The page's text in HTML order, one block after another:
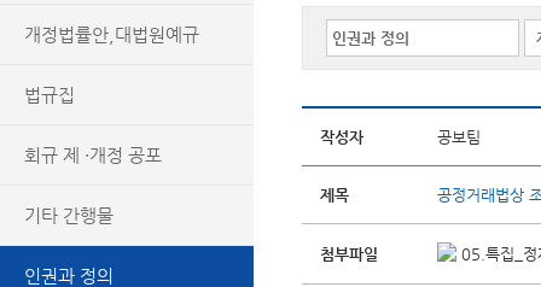
개정법률안,대법원예규
법규집
회규 제 ·개정 공포
기타 간행물
인권과 정의
작성자 공보팀
제목 공정거래법상
첨부파일 05.특집_